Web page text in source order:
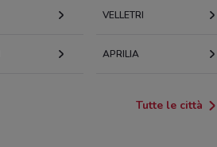
VELLETRI
APRILIA
Tutte le città